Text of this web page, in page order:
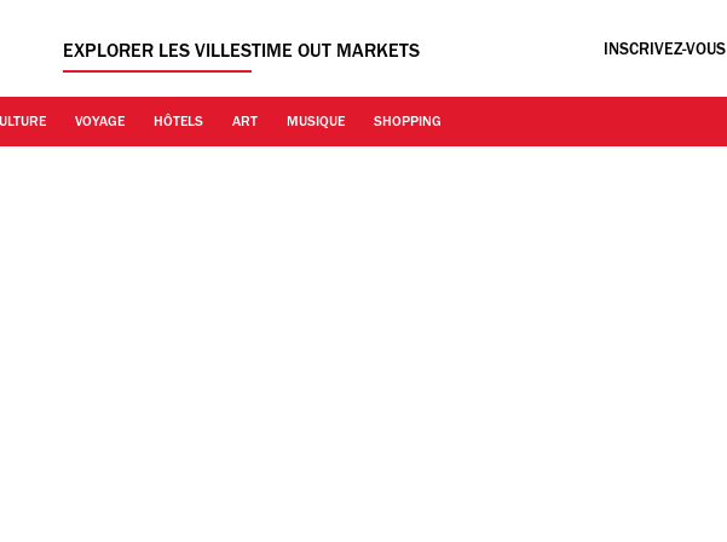
EXPLORER LES VILLESTIME OUT MARKETS INSCRIVEZ-VOUS
VOYAGE HÔTELS ART MUSIQUE SHOPPING